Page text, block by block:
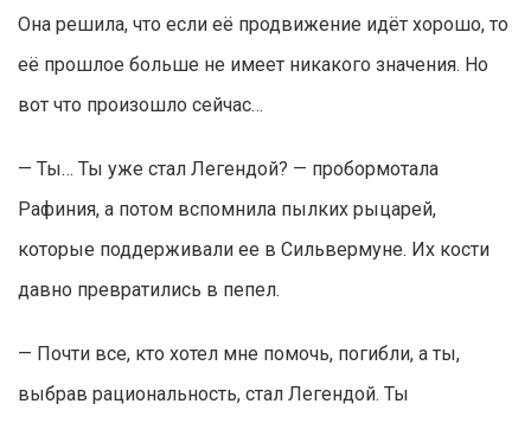
Она решила, что если её продвижение идёт хорошо, то
её прошлое больше не имеет никакого значения. Но
вот что произошло сейчас…
— Ты… Ты уже стал Легендой? — пробормотала
Рафиния, а потом вспомнила пылких рыцарей,
которые поддерживали ее в Сильвермуне. Их кости
давно превратились в пепел.
— Почти все, кто хотел мне помочь, погибли, а ты,
выбрав рациональность, стал Легендой. Ты